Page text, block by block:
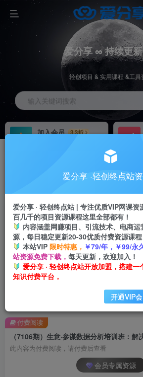
爱分享 ∞ 持续更新
轻创项目 & 实用课程 &工具
输入关键词搜索
加入会员
3.3折
推广返佣高达70%
加入会员享受权益福利
此内容为付费阅读，请付费后查看
会员专属资源
付费阅读
爱分享 ·轻创终点站
爱分享 · 轻创终点站 | 专注优质VIP网课
百几千的项目资源课程这里全部都有！
内容涵盖网赚项目、引流技术、电商
源，每日稳定更新20-30优质付费资源课程
本站VIP 限时特惠， ￥79/年，￥99/永
站资源免费下载， 每天更新，欢迎加入！
爱分享 · 轻创终点站开放加盟，搭建
知识付费平台，
开通VIP